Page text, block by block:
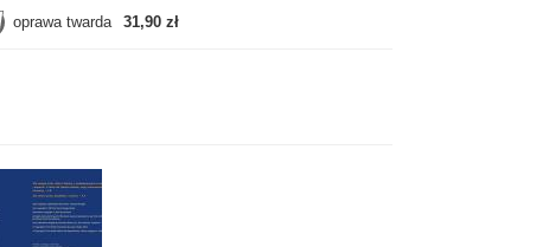
oprawa twarda 31,90 zł